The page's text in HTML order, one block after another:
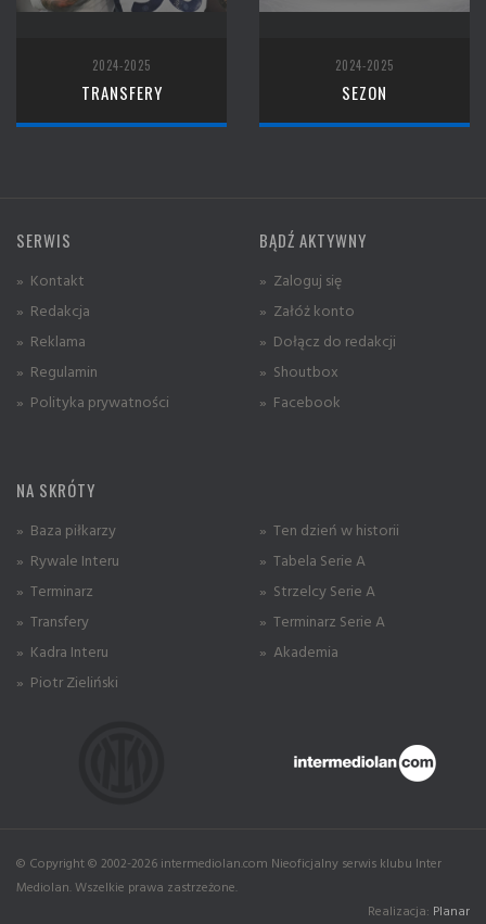
2024-2025
TRANSFERY
2024-2025
SEZON
SERWIS
» Kontakt
» Redakcja
» Reklama
» Regulamin
» Polityka prywatności
BĄDŹ AKTYWNY
» Zaloguj się
» Załóż konto
» Dołącz do redakcji
» Shoutbox
» Facebook
NA SKRÓTY
» Baza piłkarzy
» Rywale Interu
» Terminarz
» Transfery
» Kadra Interu
» Piotr Zieliński
» Ten dzień w historii
» Tabela Serie A
» Strzelcy Serie A
» Terminarz Serie A
» Akademia
© Copyright © 2002-2026 intermediolan.com Nieoficjalny serwis klubu Inter
Mediolan. Wszelkie prawa zastrzeżone.
Realizacja: Planar